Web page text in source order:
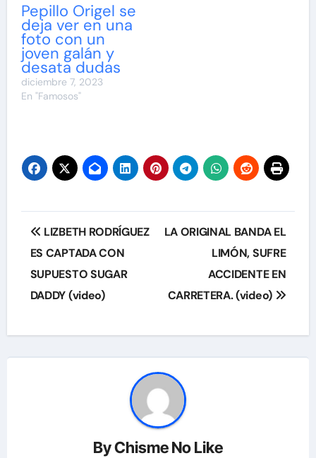
Pepillo Origel se
deja ver en una
foto con un
joven galán y
desata dudas
diciembre 7, 2023
En "Famosos"
Navegación
de
entradas
LIZBETH RODRÍGUEZ
ES CAPTADA CON
SUPUESTO SUGAR
DADDY (video)
LA ORIGINAL BANDA EL
LIMÓN, SUFRE
ACCIDENTE EN
CARRETERA. (video)
ByChisme No Like